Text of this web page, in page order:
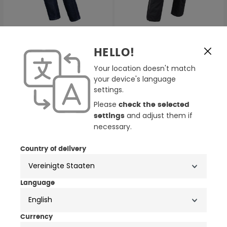
DIFI Brasilia Damen
Motorrad Jeans
151,96 €189,95 €
DIFI Sierra Nevada 4 Aerotex
wasserdichte Damen
Motorrad Textilhose
229,95 €
HELLO!
Your location doesn't match
your device's language
settings.
Please check the selected
settings and adjust them if
necessary.
Country of delivery
Language
English
Currency